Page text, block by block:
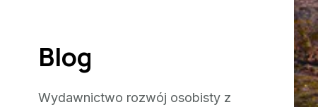
Blog
Wydawnictwo rozwój osobisty z